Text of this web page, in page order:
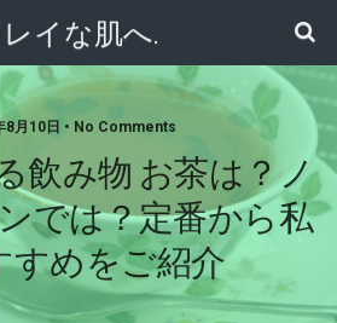
イな肌へ.
8月10日 • No Comments
飲み物 お茶は？ノ
では？定番から私
すめをご紹介